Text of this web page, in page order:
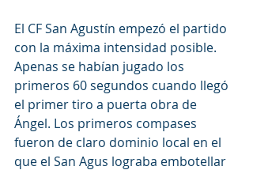
El CF San Agustín empezó el partido
con la máxima intensidad posible.
Apenas se habían jugado los
primeros 60 segundos cuando llegó
el primer tiro a puerta obra de
Ángel. Los primeros compases
fueron de claro dominio local en el
que el San Agus lograba embotellar